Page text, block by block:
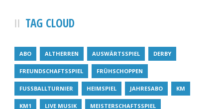
TAG CLOUD
ABO ALTHERREN AUSWÄRTSSPIEL DERBY
FREUNDSCHAFTSSPIEL FRÜHSCHOPPEN
FUSSBALLTURNIER HEIMSPIEL JAHRESABO KM
KM1 LIVE MUSIK MEISTERSCHAFTSSPIEL